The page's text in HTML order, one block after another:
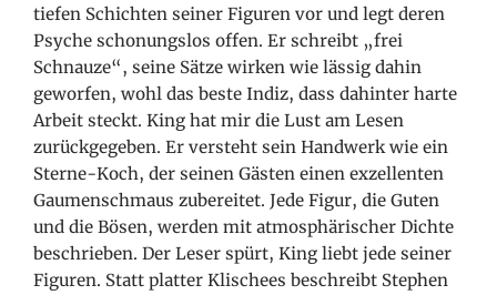
tiefen Schichten seiner Figuren vor und legt deren
Psyche schonungslos offen. Er schreibt „frei
Schnauze“, seine Sätze wirken wie lässig dahin
geworfen, wohl das beste Indiz, dass dahinter harte
Arbeit steckt. King hat mir die Lust am Lesen
zurückgegeben. Er versteht sein Handwerk wie ein
Sterne-Koch, der seinen Gästen einen exzellenten
Gaumenschmaus zubereitet. Jede Figur, die Guten
und die Bösen, werden mit atmosphärischer Dichte
beschrieben. Der Leser spürt, King liebt jede seiner
Figuren. Statt platter Klischees beschreibt Stephen